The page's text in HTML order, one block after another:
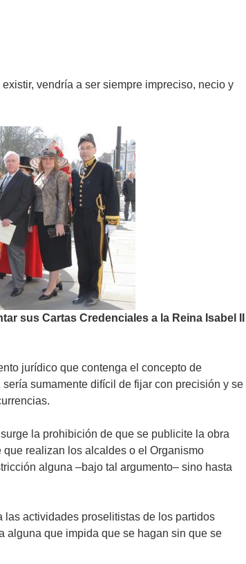
vendría a ser siempre impreciso, necio y
sus Cartas Credenciales a la Reina Isabel II
jurídico que contenga el concepto de
sumamente difícil de fijar con precisión y se
la prohibición de que se publicite la obra
realizan los alcaldes o el Organismo
alguna –bajo tal argumento– sino hasta
actividades proselitistas de los partidos
alguna que impida que se hagan sin que se